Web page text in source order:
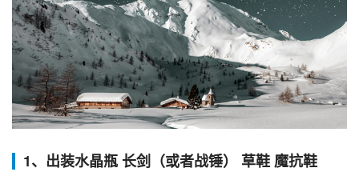
1、出装水晶瓶 长剑（或者战锤） 草鞋 魔抗鞋